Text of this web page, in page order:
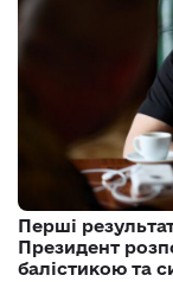
Перші
Президент
балістикою та